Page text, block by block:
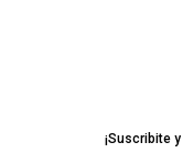
¡Suscribite